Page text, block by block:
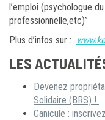
l’emploi (psychologue
professionnelle,etc)”
Plus d’infos sur :
LES
Devenez
Solidaire (BRS) !
Canicule :